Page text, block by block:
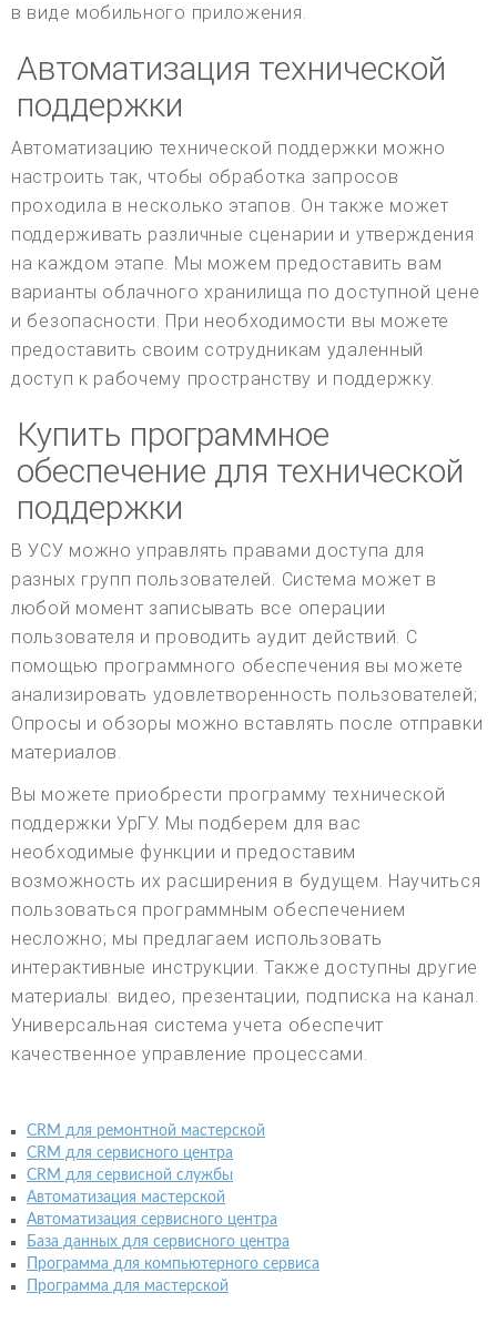
в виде мобильного приложения.
Автоматизация технической
поддержки
Автоматизацию технической поддержки можно
настроить так, чтобы обработка запросов
проходила в несколько этапов. Он также может
поддерживать различные сценарии и утверждения
на каждом этапе. Мы можем предоставить вам
варианты облачного хранилища по доступной цене
и безопасности. При необходимости вы можете
предоставить своим сотрудникам удаленный
доступ к рабочему пространству и поддержку.
Купить программное
обеспечение для технической
поддержки
В УСУ можно управлять правами доступа для
разных групп пользователей. Система может в
любой момент записывать все операции
пользователя и проводить аудит действий. С
помощью программного обеспечения вы можете
анализировать удовлетворенность пользователей;
Опросы и обзоры можно вставлять после отправки
материалов.
Вы можете приобрести программу технической
поддержки УрГУ. Мы подберем для вас
необходимые функции и предоставим
возможность их расширения в будущем. Научиться
пользоваться программным обеспечением
несложно; мы предлагаем использовать
интерактивные инструкции. Также доступны другие
материалы: видео, презентации, подписка на канал.
Универсальная система учета обеспечит
качественное управление процессами.
CRM для ремонтной мастерской
CRM для сервисного центра
CRM для сервисной службы
Автоматизация мастерской
Автоматизация сервисного центра
База данных для сервисного центра
Программа для компьютерного сервиса
Программа для мастерской